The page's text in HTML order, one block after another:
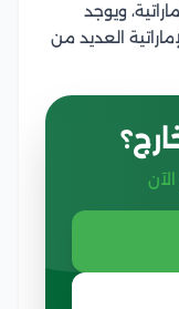
ويوجد
العديد من